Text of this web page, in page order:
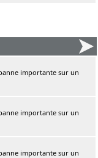
importante sur un
importante sur un
importante sur un